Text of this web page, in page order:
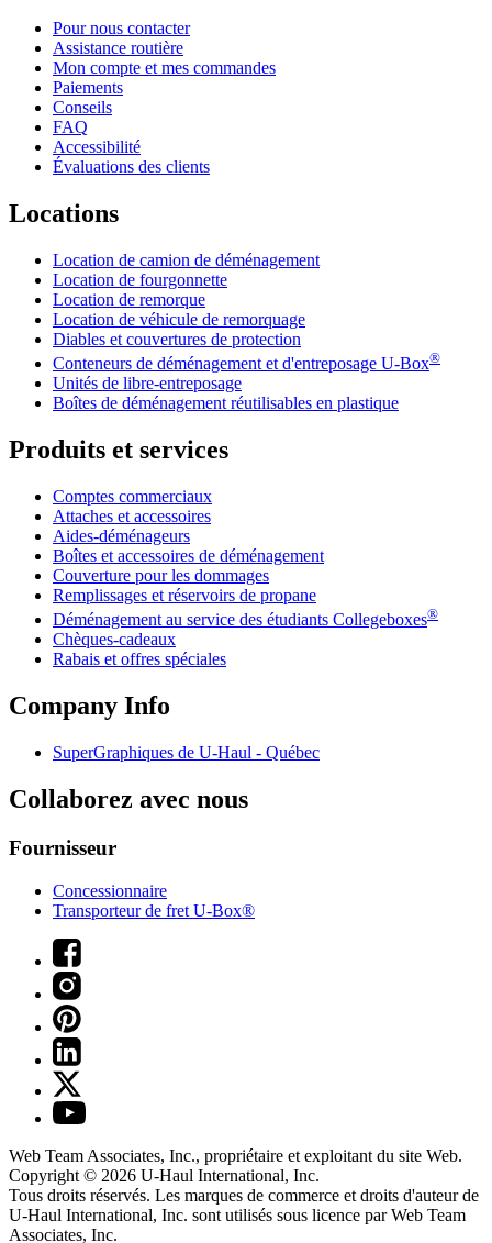
Pour nous contacter
Assistance routière
Mon compte et mes commandes
Paiements
Conseils
FAQ
Accessibilité
Évaluations des clients
Locations
Location de camion de déménagement
Location de fourgonnette
Location de remorque
Location de véhicule de remorquage
Diables et couvertures de protection
Conteneurs de déménagement et d'entreposage U-Box®
Unités de libre-entreposage
Boîtes de déménagement réutilisables en plastique
Produits et services
Comptes commerciaux
Attaches et accessoires
Aides-déménageurs
Boîtes et accessoires de déménagement
Couverture pour les dommages
Remplissages et réservoirs de propane
Déménagement au service des étudiants Collegeboxes®
Chèques-cadeaux
Rabais et offres spéciales
Company Info
SuperGraphiques de U-Haul - Québec
Collaborez avec nous
Fournisseur
Concessionnaire
Transporteur de fret U-Box®
Web Team Associates, Inc., propriétaire et exploitant du site Web.
Copyright © 2026 U-Haul International, Inc.
Tous droits réservés. Les marques de commerce et droits d'auteur de
U-Haul International, Inc. sont utilisés sous licence par Web Team
Associates, Inc.